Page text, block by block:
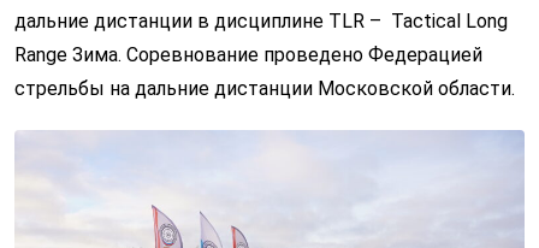
дальние дистанции в дисциплине TLR – Tactical Long
Range Зима. Соревнование проведено Федерацией
стрельбы на дальние дистанции Московской области.